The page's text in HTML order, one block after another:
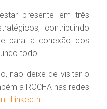
presente em três
contribuindo
para a conexão dos
todo.
não deixe de visitar o
a ROCHA nas redes
LinkedIn